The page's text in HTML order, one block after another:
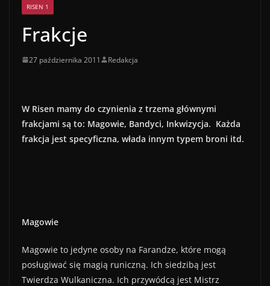
RISEN 1
Frakcje
27 października 2011 Redakcja
W Risen mamy do czynienia z trzema głównymi
frakcjami są to: Magowie, Bandyci, Inkwizycja. Każda
frakcja jest specyficzna, włada innym typem broni itd.
Magowie
Magowie to jedyne osoby na Farandze, które mogą
posługiwać się magią runiczną. Ich siedzibą jest
Twierdza Wulkaniczna. Ich przywódcą jest Mistrz